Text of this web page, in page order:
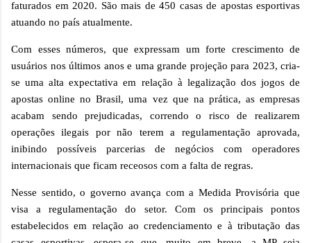
faturados em 2020. São mais de 450 casas de apostas esportivas
atuando no país atualmente.
Com esses números, que expressam um forte crescimento de
usuários nos últimos anos e uma grande projeção para 2023, cria-
se uma alta expectativa em relação à legalização dos jogos de
apostas online no Brasil, uma vez que na prática, as empresas
acabam sendo prejudicadas, correndo o risco de realizarem
operações ilegais por não terem a regulamentação aprovada,
inibindo possíveis parcerias de negócios com operadores
internacionais que ficam receosos com a falta de regras.
Nesse sentido, o governo avança com a Medida Provisória que
visa a regulamentação do setor. Com os principais pontos
estabelecidos em relação ao credenciamento e à tributação das